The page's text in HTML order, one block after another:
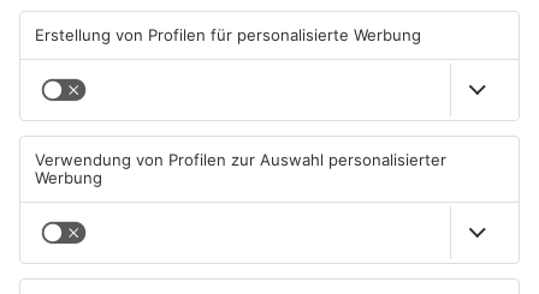
Beobachtungsflüge im
Primaveraland wegen
Waldbrandgefahr
Aschaffenburg und
Miltenberg früher abgeholt